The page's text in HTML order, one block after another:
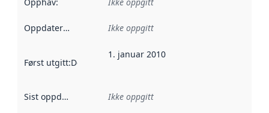
Oppdateringsfrekvens :
Ikke oppgitt
Først utgitt:Denne datoen sier når dataene i dette
1. januar 2010
Sist oppdatert Ikke oppgitt